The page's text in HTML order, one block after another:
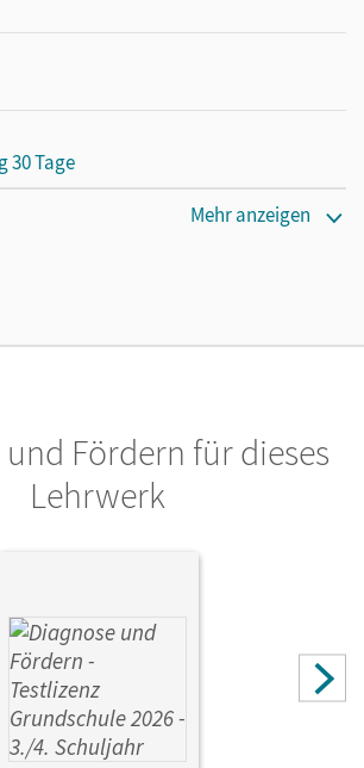
30 Tage
Thaler, Engelbert
Mehr anzeigen
Fördern für dieses
Lehrwerk